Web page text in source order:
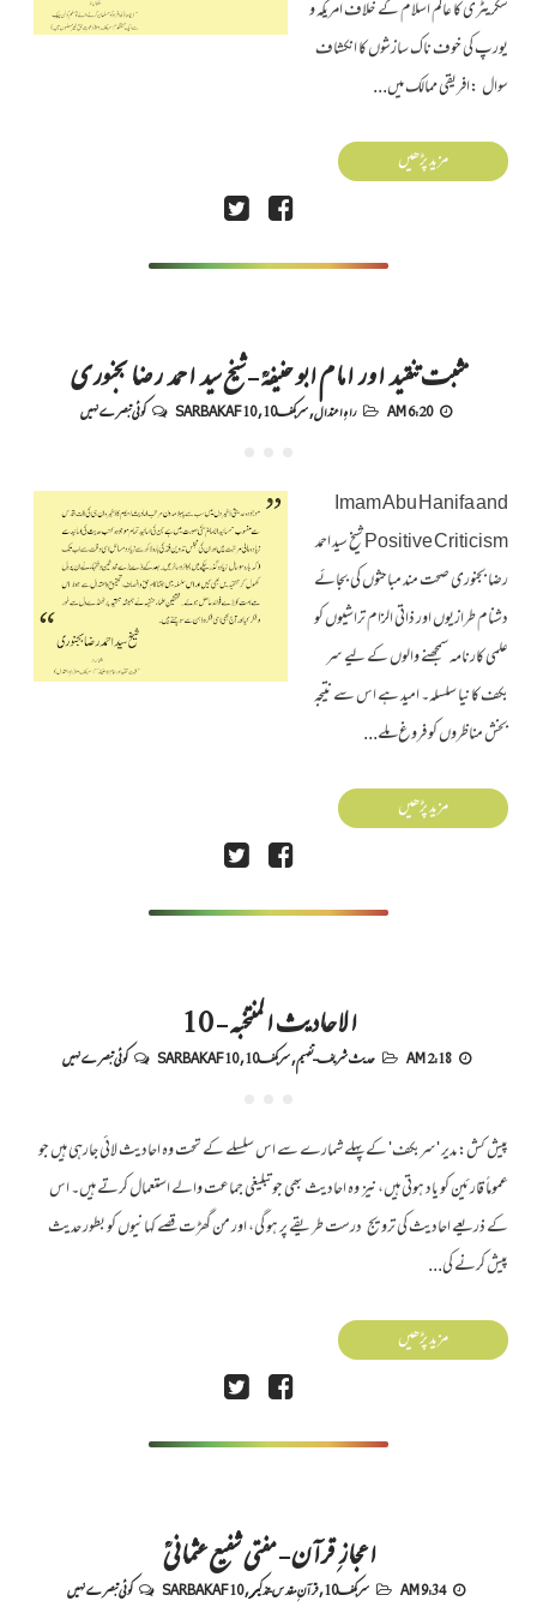
سکریٹری کا عالم اسلام کے خلاف امریکہ و
یورپ کی خوف ناک سازشوں کا انکشاف
سوال :افریقی ممالک میں...
مزید پڑھیں
مثبت تنقید اور امام ابو حنیفہؒ - شیخ سید احمد رضا بجنوری
6:20 AM راہِ اعتدال,سربکف10 ,
SARBAKAF 10 کوئی تبصرے نہیں
Imam Abu Hanifa and
Positive Criticism شیخ سید احمد
رضا بجنوری صحت مند مباحثوں کی بجائے
دشنام طرازیوں اور ذاتی الزام تراشیوں کو
علمی کارنامہ سمجھنے والوں کے لیے سر
بکف کا نیا سلسلہ۔ امید ہے اس سے نتیجہ
بخش مناظروں کو فروغ ملے...
مزید پڑھیں
الاحادیث المنتخبہ - 10
2:18 AM حدیث شریف-تفہیم,سربکف10 ,
SARBAKAF 10 کوئی تبصرے نہیں
پیش کش: مدیر 'سربکف' کے پہلے شمارے سے اس سلسلے کے تحت وہ احادیث لائی جارہی ہیں جو
عموماً قارئین کو یاد ہوتی ہیں، نیز وہ احادیث بھی جو تبلیغی جماعت والے استعمال کرتے ہیں۔ اس
کے ذریعے احادیث کی ترویج درست طریقے پر ہو گی، اور من گھڑت قصے کہانیوں کو بطور حدیث
پیش کرنے کی...
مزید پڑھیں
اعجازِ قرآن - مفتی شفیع عثمانیؒ
9:34 AM سربکف10 ,قرآنِ مقدس-تذکیر,
SARBAKAF 10 کوئی تبصرے نہیں